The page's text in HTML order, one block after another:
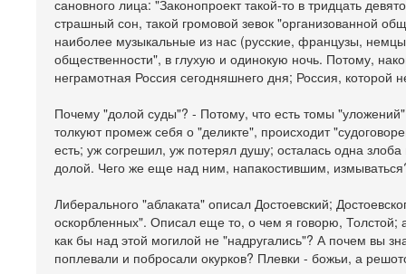
сановного лица: "Законопроект такой-то в тридцать
страшный сон, такой громовой зевок "организованной
наиболее музыкальные из нас (русские, французы,
общественности", в глухую и одинокую ночь. Потому,
неграмотная Россия сегодняшнего дня; Россия, которой
Почему "долой суды"? - Потому, что есть томы
толкуют промеж себя о "деликте", происходит
есть; уж согрешил, уж потерял душу; осталась одна
долой. Чего же еще над ним, напакостившим,
Либерального "аблаката" описал Достоевский;
оскорбленных". Описал еще то, о чем я говорю, Толстой;
как бы над этой могилой не "надругались"? А почем вы
поплевали и побросали окурков? Плевки - божьи, а